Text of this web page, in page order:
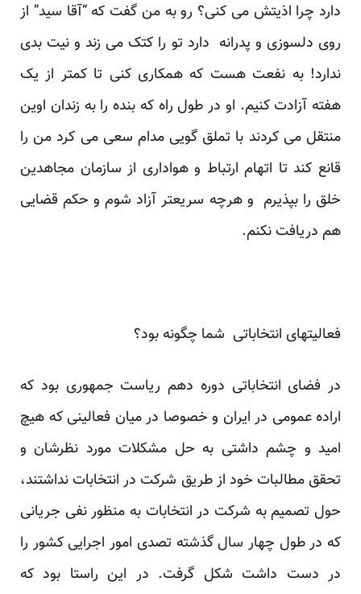
دارد چرا اذیتش می کنی؟ رو به من گفت که “آقا سید” از
روی دلسوزی و پدرانه دارد تو را کتک می زند و نیت بدی
ندارد! به نفعت هست که همکاری کنی تا کمتر از یک
هفته آزادت کنیم. او در طول راه که بنده را به زندان اوین
منتقل می کردند با تملق گویی مدام سعی می کرد من را
قانع کند تا اتهام ارتباط و هواداری از سازمان مجاهدین
خلق را بپذیرم و هرچه سریعتر آزاد شوم و حکم قضایی
هم دریافت نکنم.
فعالیتهای انتخاباتی شما چگونه بود؟
در فضای انتخاباتی دوره دهم ریاست جمهوری بود که
اراده عمومی در ایران و خصوصا در میان فعالینی که هیچ
امید و چشم داشتی به حل مشکلات مورد نظرشان و
تحقق مطالبات خود از طریق شرکت در انتخابات نداشتند،
حول تصمیم به شرکت در انتخابات به منظور نفی جریانی
که در طول چهار سال گذشته تصدی امور اجرایی کشور را
در دست داشت شکل گرفت. در این راستا بود که